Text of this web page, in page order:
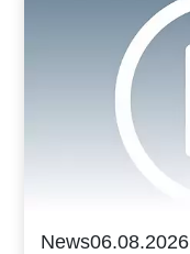
News06.08.2026